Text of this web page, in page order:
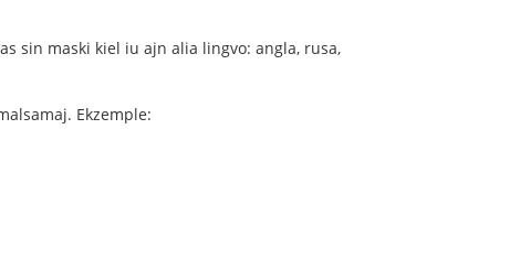
sin maski kiel iu ajn alia lingvo: angla, rusa,
Ekzemple: